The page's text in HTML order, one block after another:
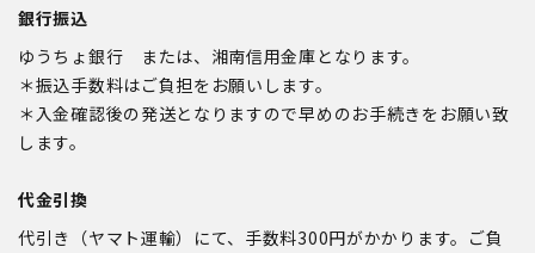
銀行振込
ゆうちょ銀行 または、湘南信用金庫となります。
＊振込手数料はご負担をお願いします。
＊入金確認後の発送となりますので早めのお手続きをお願い致
します。
代金引換
代引き（ヤマト運輸）にて、手数料300円がかかります。ご負